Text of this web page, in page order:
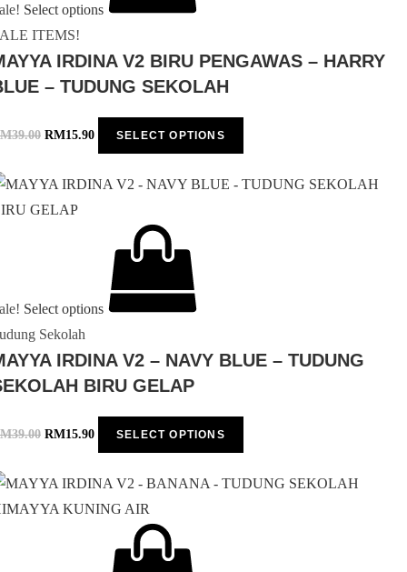
Select options
ITEMS!
IRDINA V2 BIRU PENGAWAS – HARRY
– TUDUNG SEKOLAH
39.00 RM15.90 SELECT OPTIONS
Select options
Sekolah
IRDINA V2 – NAVY BLUE – TUDUNG
BIRU GELAP
39.00 RM15.90 SELECT OPTIONS